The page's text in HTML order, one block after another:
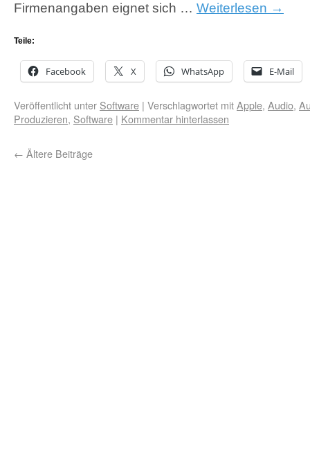
Firmenangaben eignet sich … Weiterlesen →
Teile:
Facebook X WhatsApp E-Mail
Veröffentlicht unter Software | Verschlagwortet mitApple, Audio,
Produzieren, Software | Kommentar hinterlassen
← Ältere Beiträge